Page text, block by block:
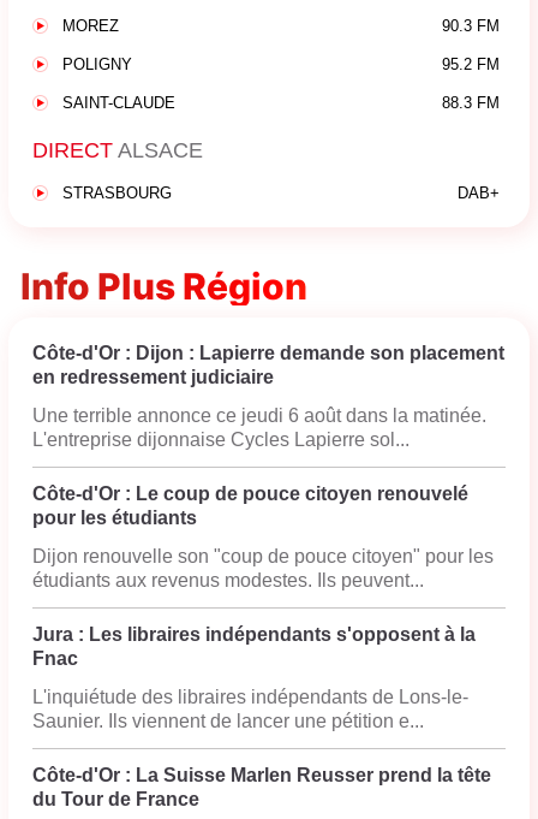
MOREZ 90.3 FM
POLIGNY 95.2 FM
SAINT-CLAUDE 88.3 FM
DIRECT ALSACE
STRASBOURG DAB+
Info Plus Région
Côte-d'Or : Dijon : Lapierre demande son placement
en redressement judiciaire
Une terrible annonce ce jeudi 6 août dans la matinée.
L'entreprise dijonnaise Cycles Lapierre sol...
Côte-d'Or : Le coup de pouce citoyen renouvelé
pour les étudiants
Dijon renouvelle son "coup de pouce citoyen" pour les
étudiants aux revenus modestes. Ils peuvent...
Jura : Les libraires indépendants s'opposent à la
Fnac
L'inquiétude des libraires indépendants de Lons-le-
Saunier. Ils viennent de lancer une pétition e...
Côte-d'Or : La Suisse Marlen Reusser prend la tête
du Tour de France